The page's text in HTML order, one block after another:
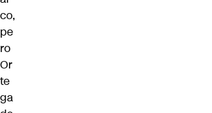
co,
pe
ro
Or
te
ga